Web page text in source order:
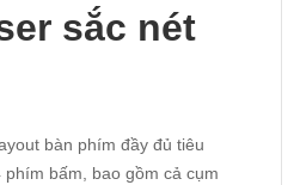
sắc nét
bàn phím đầy đủ tiêu
bấm, bao gồm cả cụm